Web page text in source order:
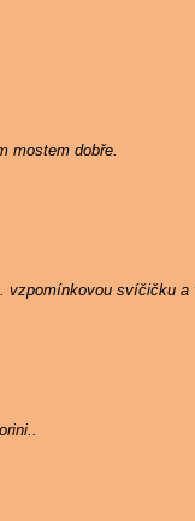
mostem dobře.
vzpomínkovou svíčičku a